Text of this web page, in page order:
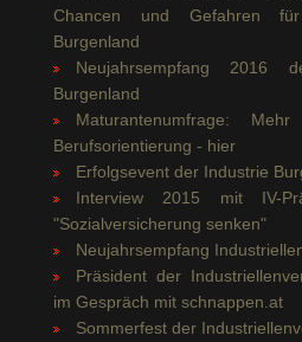
Chancen und Gefahren für
Burgenland
Neujahrsempfang 2016
Burgenland
Maturantenumfrage:
Berufsorientierung - hier
Erfolgsevent der Industrie
Interview 2015 mit IV-
"Sozialversicherung senken"
Neujahrsempfang
Präsident der
im Gespräch mit schnappen.at
Sommerfest der